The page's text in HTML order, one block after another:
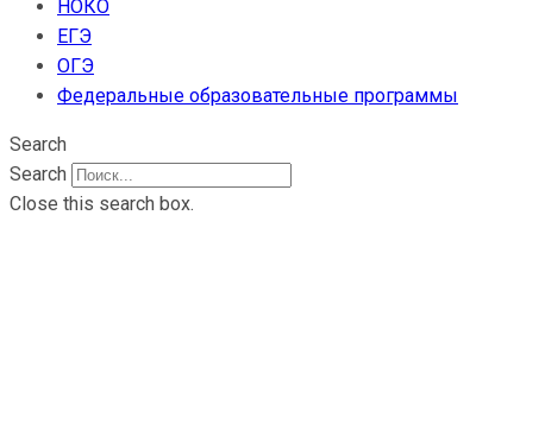
НОКО
ЕГЭ
ОГЭ
Федеральные образовательные программы
Search
Search
Close this search box.